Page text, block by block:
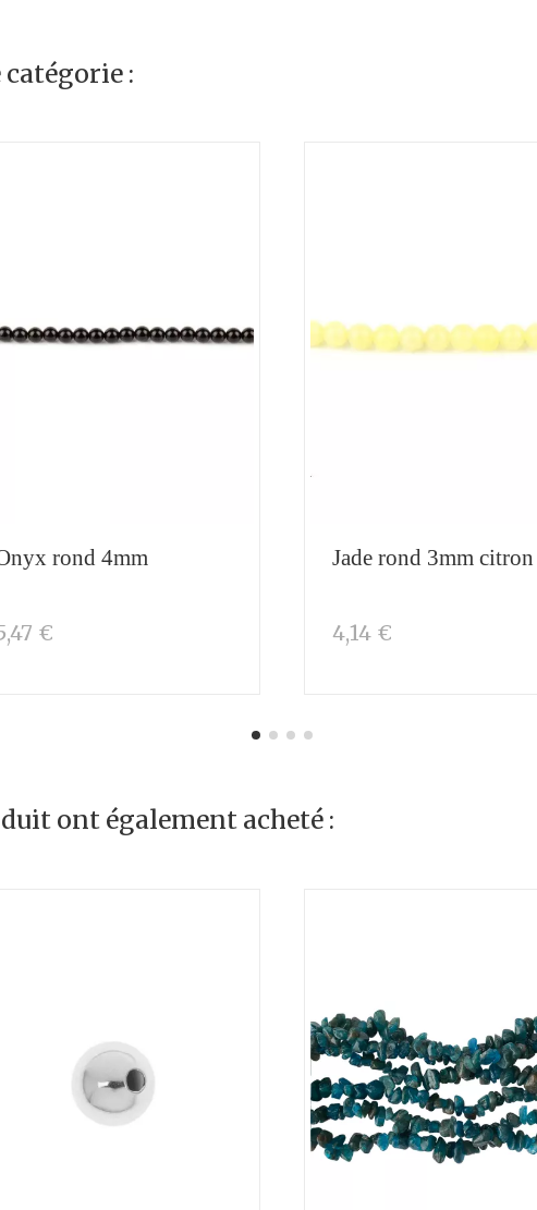
:
rond 4mm
€
Jade rond 3mm citron
4,14 €
ont également acheté :